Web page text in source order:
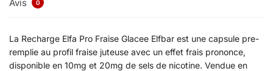
Avis 0
La Recharge Elfa Pro Fraise Glacee Elfbar est une capsule pre-
remplie au profil fraise juteuse avec un effet frais prononce,
disponible en 10mg et 20mg de sels de nicotine. Vendue en